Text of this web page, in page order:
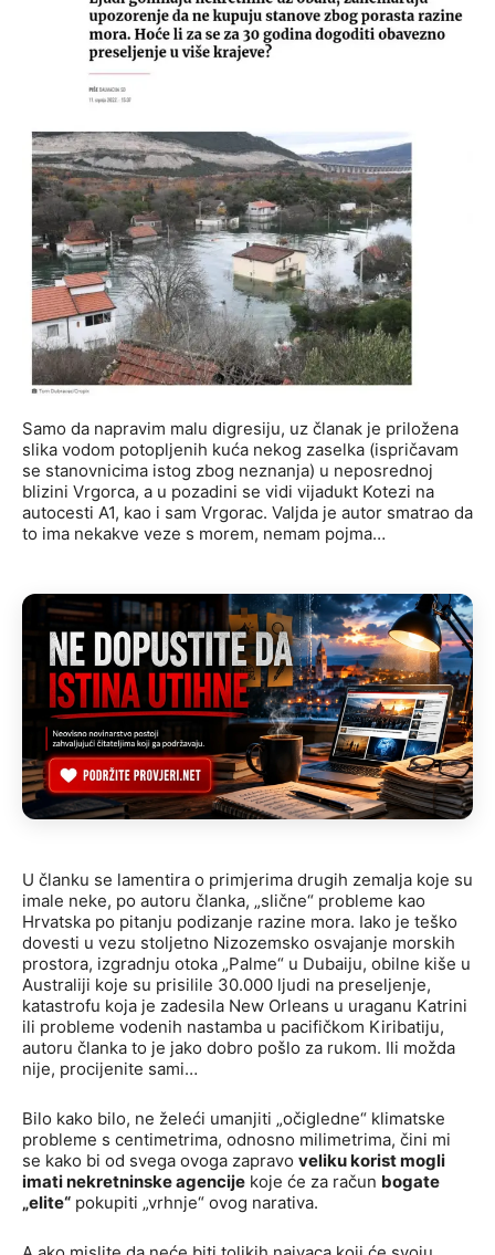
Samo da napravim malu digresiju, uz članak je priložena
slika vodom potopljenih kuća nekog zaselka (ispričavam
se stanovnicima istog zbog neznanja) u neposrednoj
blizini Vrgorca, a u pozadini se vidi vijadukt Kotezi na
autocesti A1, kao i sam Vrgorac. Valjda je autor smatrao da
to ima nekakve veze s morem, nemam pojma…
U članku se lamentira o primjerima drugih zemalja koje su
imale neke, po autoru članka, „slične“ probleme kao
Hrvatska po pitanju podizanje razine mora. Iako je teško
dovesti u vezu stoljetno Nizozemsko osvajanje morskih
prostora, izgradnju otoka „Palme“ u Dubaiju, obilne kiše u
Australiji koje su prisilile 30.000 ljudi na preseljenje,
katastrofu koja je zadesila New Orleans u uraganu Katrini
ili probleme vodenih nastamba u pacifičkom Kiribatiju,
autoru članka to je jako dobro pošlo za rukom. Ili možda
nije, procijenite sami…
Bilo kako bilo, ne želeći umanjiti „očigledne“ klimatske
probleme s centimetrima, odnosno milimetrima, čini mi
se kako bi od svega ovoga zapravo veliku korist mogli
imati nekretninske agencije koje će za račun bogate
„elite“ pokupiti „vrhnje“ ovog narativa.